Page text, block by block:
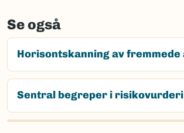
Se også
Horisontskanning av
Sentral begreper i